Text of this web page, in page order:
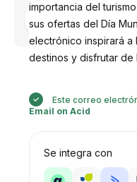
Diseñado
por
Anastasiia
importancia del
sus ofertas del Día
electrónico inspirará
destinos y disfrutar de
Este correo
Email on Acid
Se integra con